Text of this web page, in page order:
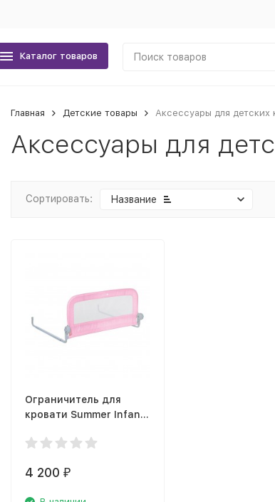
Каталог товаров
Главная Детские товары Аксессуары для детских
Аксессуары для
Сортировать: Название
Ограничитель для
кровати Summer Infant
розовый
4 200 ₽